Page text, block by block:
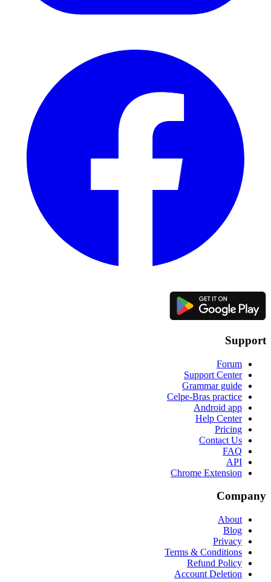
Support
Forum
Support Center
Grammar guide
Celpe-Bras practice
Android app
Help Center
Pricing
Contact Us
FAQ
API
Chrome Extension
Company
About
Blog
Privacy
Terms & Conditions
Refund Policy
Account Deletion